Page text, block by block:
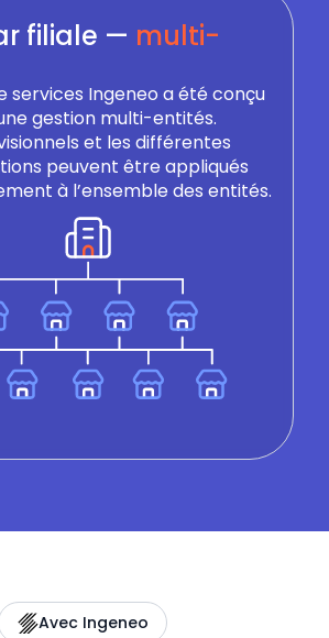
filiale — multi-
services Ingeneo a été conçu
gestion multi-entités.
et les différentes
peuvent être appliqués
à l’ensemble des entités.
Avec Ingeneo